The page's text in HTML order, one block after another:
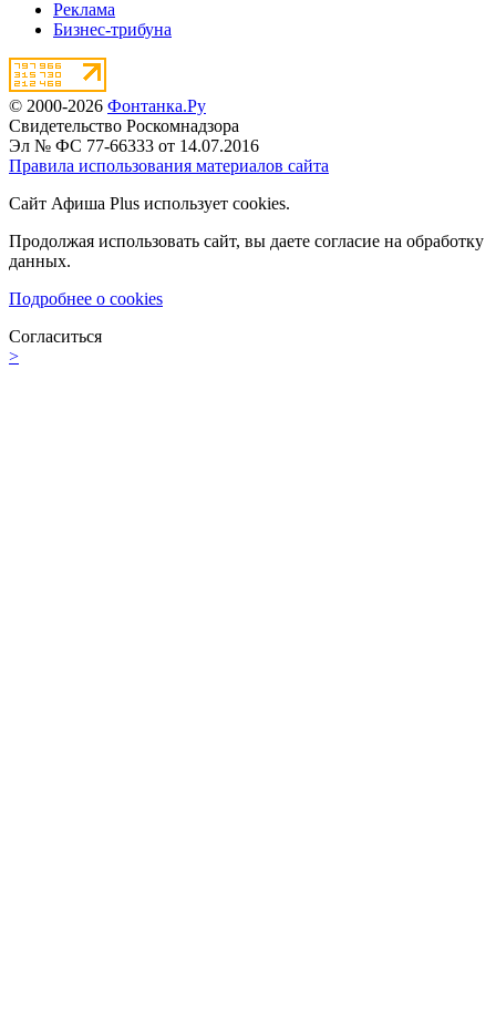
Реклама
Бизнес-трибуна
© 2000-2026 Фонтанка.Ру
Свидетельство Роскомнадзора
Эл № ФС 77-66333 от 14.07.2016
Правила использования материалов сайта
Сайт Афиша Plus использует cookies.
Продолжая использовать сайт, вы даете согласие на обработку
данных.
Подробнее о cookies
Согласиться
>